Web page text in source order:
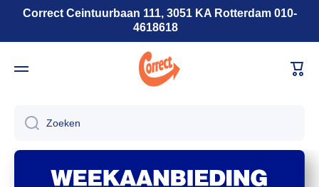
Doorgaan naar artikel
Correct Ceintuurbaan 111, 3051 KA Rotterdam 010-
4618618
Zoeken